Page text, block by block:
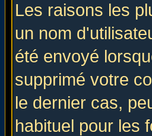
Les raisons les
un nom
été envoyé
supprimé votre
le dernier cas,
habituel pour les